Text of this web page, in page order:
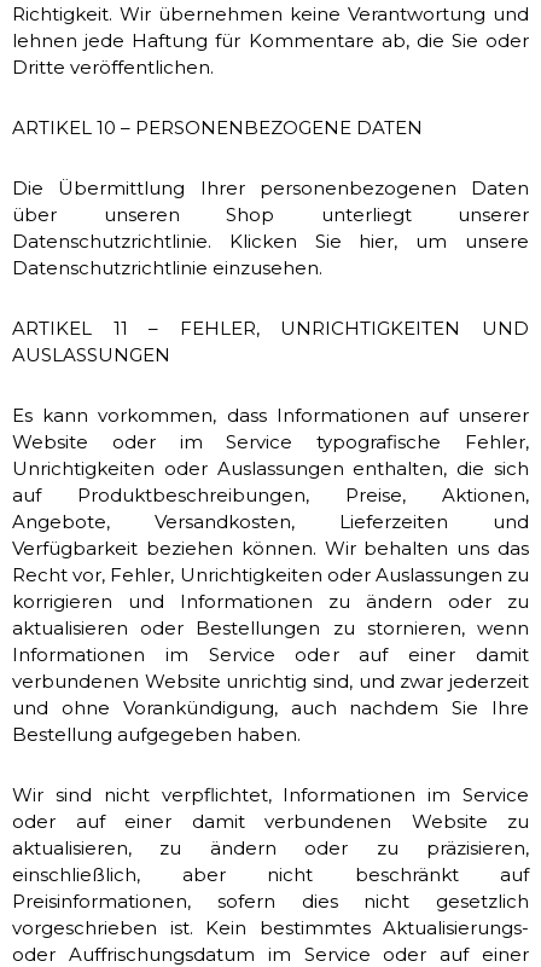
Richtigkeit. Wir übernehmen keine Verantwortung und
lehnen jede Haftung für Kommentare ab, die Sie oder
Dritte veröffentlichen.
ARTIKEL 10 – PERSONENBEZOGENE DATEN
Die Übermittlung Ihrer personenbezogenen Daten
über unseren Shop unterliegt unserer
Datenschutzrichtlinie. Klicken Sie hier, um unsere
Datenschutzrichtlinie einzusehen.
ARTIKEL 11 – FEHLER, UNRICHTIGKEITEN UND
AUSLASSUNGEN
Es kann vorkommen, dass Informationen auf unserer
Website oder im Service typografische Fehler,
Unrichtigkeiten oder Auslassungen enthalten, die sich
auf Produktbeschreibungen, Preise, Aktionen,
Angebote, Versandkosten, Lieferzeiten und
Verfügbarkeit beziehen können. Wir behalten uns das
Recht vor, Fehler, Unrichtigkeiten oder Auslassungen zu
korrigieren und Informationen zu ändern oder zu
aktualisieren oder Bestellungen zu stornieren, wenn
Informationen im Service oder auf einer damit
verbundenen Website unrichtig sind, und zwar jederzeit
und ohne Vorankündigung, auch nachdem Sie Ihre
Bestellung aufgegeben haben.
Wir sind nicht verpflichtet, Informationen im Service
oder auf einer damit verbundenen Website zu
aktualisieren, zu ändern oder zu präzisieren,
einschließlich, aber nicht beschränkt auf
Preisinformationen, sofern dies nicht gesetzlich
vorgeschrieben ist. Kein bestimmtes Aktualisierungs-
oder Auffrischungsdatum im Service oder auf einer